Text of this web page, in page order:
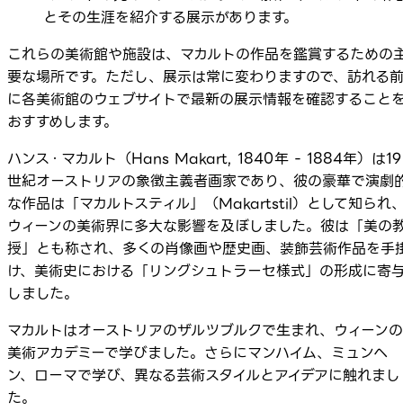
とその生涯を紹介する展示があります。
これらの美術館や施設は、マカルトの作品を鑑賞するための
要な場所です。ただし、展示は常に変わりますので、訪れる前
に各美術館のウェブサイトで最新の展示情報を確認すること
おすすめします。
ハンス・マカルト（Hans Makart, 1840年 - 1884年）は19
世紀オーストリアの象徴主義者画家であり、彼の豪華で演劇
な作品は「マカルトスティル」（Makartstil）として知られ
ウィーンの美術界に多大な影響を及ぼしました。彼は「美の
授」とも称され、多くの肖像画や歴史画、装飾芸術作品を手
け、美術史における「リングシュトラーセ様式」の形成に寄
しました。
マカルトはオーストリアのザルツブルクで生まれ、ウィーンの
美術アカデミーで学びました。さらにマンハイム、ミュンヘ
ン、ローマで学び、異なる芸術スタイルとアイデアに触れまし
た。